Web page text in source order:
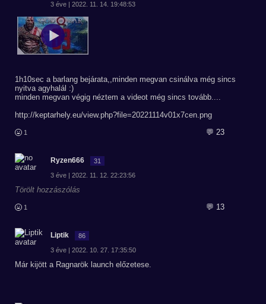
3 éve | 2022. 11. 14. 19:48:53
1h10sec a barlang bejárata,,minden megvan csinálva még sincs
nyitva agyhalál :)
minden megvan végig néztem a videot még sincs tovább....
http://keptarhely.eu/view.php?file=20221114v01x7cen.png
1 💬 23
Ryzen666 31
3 éve | 2022. 11. 12. 22:23:56
Törölt hozzászólás
1 💬 13
Liptik 86
3 éve | 2022. 10. 27. 17:35:50
Már kijött a Ragnarök launch előzetese.